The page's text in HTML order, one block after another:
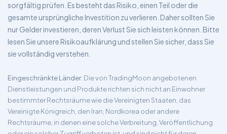
sorgfältig prüfen. Es besteht das Risiko, einen Teil oder die
gesamte ursprüngliche Investition zu verlieren. Daher sollten Sie
nur Gelder investieren, deren Verlust Sie sich leisten können. Bitte
lesen Sie unsere Risikoaufklärung und stellen Sie sicher, dass Sie
sie vollständig verstehen.
Eingeschränkte Länder: Die von TradingMoon angebotenen
Dienstleistungen und Produkte richten sich nicht an Einwohner
bestimmter Rechtsräume wie die Vereinigten Staaten, das
Vereinigte Königreich, den Iran, Nordkorea oder andere
Rechtsräume, in denen eine solche Verbreitung, Veröffentlichung